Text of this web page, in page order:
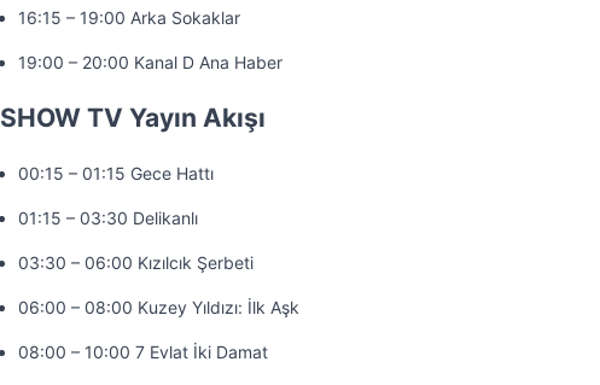
16:15 – 19:00 Arka Sokaklar
19:00 – 20:00 Kanal D Ana Haber
SHOW TV Yayın Akışı
00:15 – 01:15 Gece Hattı
01:15 – 03:30 Delikanlı
03:30 – 06:00 Kızılcık Şerbeti
06:00 – 08:00 Kuzey Yıldızı: İlk Aşk
08:00 – 10:00 7 Evlat İki Damat